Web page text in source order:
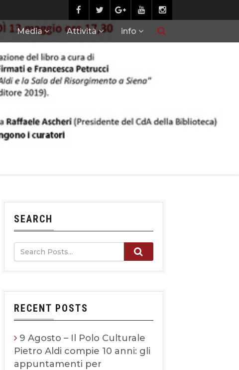
Media Attività info
SEARCH
RECENT POSTS
9 Agosto – Il Polo Culturale
Pietro Aldi compie 10 anni: gli
appuntamenti per